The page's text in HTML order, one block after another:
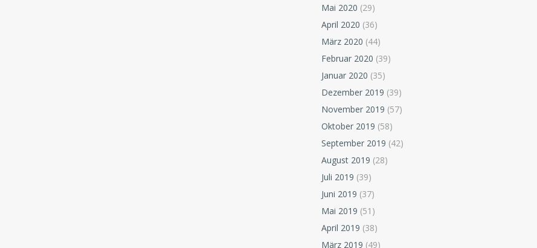
Mai 2020 (29)
April 2020 (36)
März 2020 (44)
Februar 2020 (39)
Januar 2020 (35)
Dezember 2019 (39)
November 2019 (57)
Oktober 2019 (58)
September 2019 (42)
August 2019 (28)
Juli 2019 (39)
Juni 2019 (37)
Mai 2019 (51)
April 2019 (38)
März 2019 (49)